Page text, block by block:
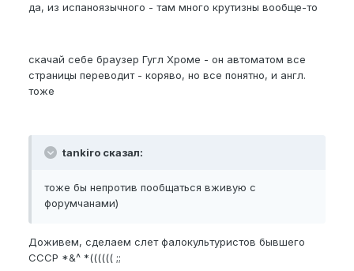
да, из испаноязычного - там много крутизны вообще-то
скачай себе браузер Гугл Хроме - он автоматом все
страницы переводит - коряво, но все понятно, и англ.
тоже
tankiro сказал:
тоже бы непротив пообщаться вживую с
форумчанами)
Доживем, сделаем слет фалокультуристов бывшего
СССР *&^ *(((((( ;;